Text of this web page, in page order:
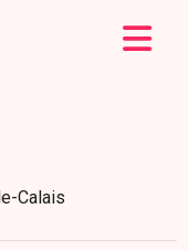
Calais